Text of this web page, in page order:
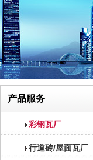
产品服务
彩钢瓦厂
行道砖/屋面瓦厂